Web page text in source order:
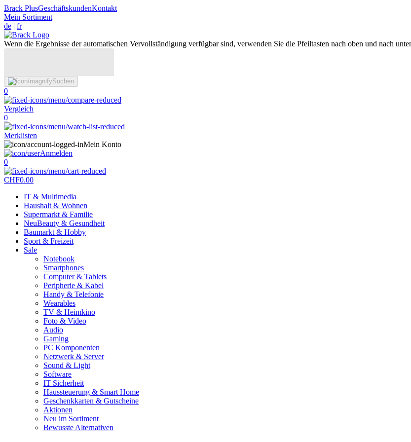
Brack PlusGeschäftskundenKontakt
Mein Sortiment
de | fr
Wenn die Ergebnisse der automatischen Vervollständigung verfügbar sind, verwenden Sie die Pfeiltasten nach oben und nach
Suchen
0
Vergleich
0
Merklisten
Mein Konto
Anmelden
0
CHF0.00
IT & Multimedia
Haushalt & Wohnen
Supermarkt & Familie
NeuBeauty & Gesundheit
Baumarkt & Hobby
Sport & Freizeit
Sale
Notebook
Smartphones
Computer & Tablets
Peripherie & Kabel
Handy & Telefonie
Wearables
TV & Heimkino
Foto & Video
Audio
Gaming
PC Komponenten
Netzwerk & Server
Sound & Light
Software
IT Sicherheit
Haussteuerung & Smart Home
Geschenkkarten & Gutscheine
Aktionen
Neu im Sortiment
Bewusste Alternativen